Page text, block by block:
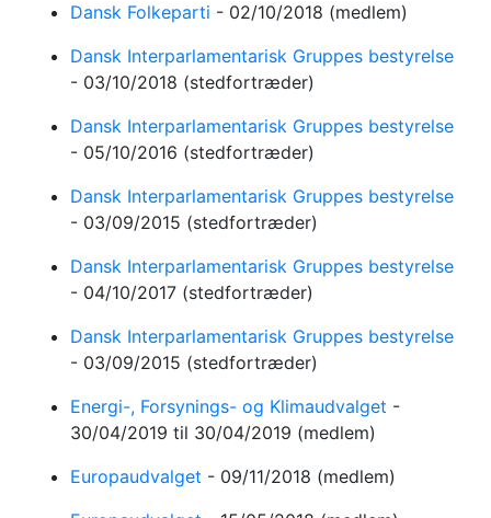
Dansk Folkeparti - 02/10/2018 (medlem)
Dansk Interparlamentarisk Gruppes bestyrelse
- 03/10/2018 (stedfortræder)
Dansk Interparlamentarisk Gruppes bestyrelse
- 05/10/2016 (stedfortræder)
Dansk Interparlamentarisk Gruppes bestyrelse
- 03/09/2015 (stedfortræder)
Dansk Interparlamentarisk Gruppes bestyrelse
- 04/10/2017 (stedfortræder)
Dansk Interparlamentarisk Gruppes bestyrelse
- 03/09/2015 (stedfortræder)
Energi-, Forsynings- og Klimaudvalget -
30/04/2019 til 30/04/2019 (medlem)
Europaudvalget - 09/11/2018 (medlem)